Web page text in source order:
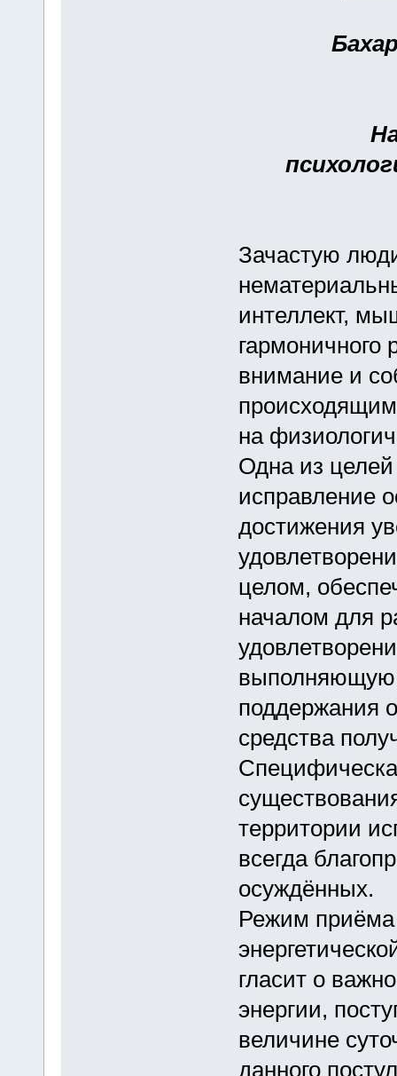
Зачастую
интеллект,
гармоничного
внимание и
на
Одна из целей
исправление
достижения
целом,
началом для
выполняющую
поддержания
средства
территории
всегда
осуждённых.
Режим приёма
гласит о
энергии,
величине
данного